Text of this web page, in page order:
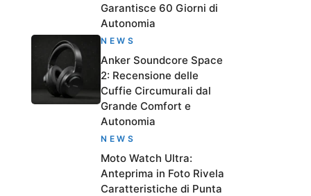
Garantisce 60 Giorni di
Autonomia
NEWS
Anker Soundcore Space
2: Recensione delle
Cuffie Circumurali dal
Grande Comfort e
Autonomia
NEWS
Moto Watch Ultra:
Anteprima in Foto Rivela
Caratteristiche di Punta